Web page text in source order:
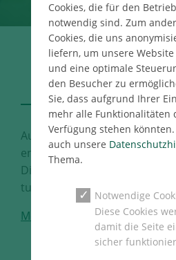
UNSER
FÜR IHREN
Auf Sie kommt es für uns an.
entdecken Sie unser
Dienstleitungsangebot. Was
tun?
Mehr
Cookies, die für den
notwendig sind. Zum
Cookies, die uns
liefern, um unsere
und eine optimale
den Besucher zu
Sie, dass aufgrund Ihrer
mehr alle Funktionalitäten
Verfügung stehen könnten.
auch unsere
Thema.
Notwendige
Diese Cookies
damit die Seite
sicher